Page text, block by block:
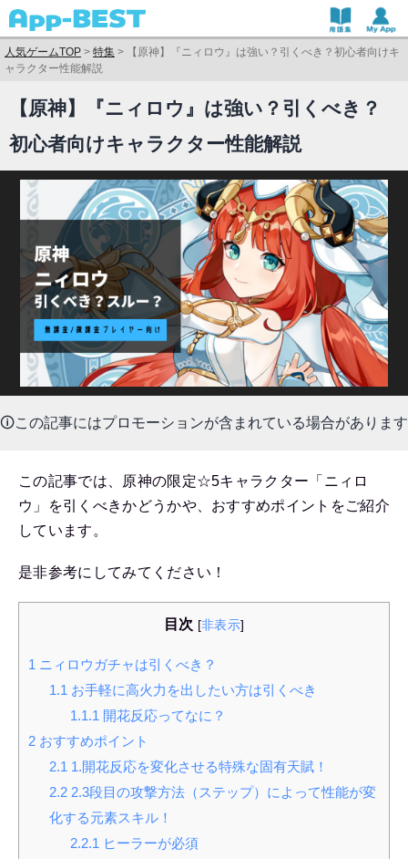
人気ゲームTOP > 特集 >
【原神】『ニィロウ』は強い？引くべき？初心者向けキ
ャラクター性能解説
【原神】『ニィロウ』は強い？引くべき？
初心者向けキャラクター性能解説
🛈この記事にはプロモーションが含まれている場合があります
この記事では、原神の限定☆5キャラクター「ニィロ
ウ」を引くべきかどうかや、おすすめポイントをご紹介
しています。
是非参考にしてみてください！
目次 [非表示]
1 ニィロウガチャは引くべき？
1.1 お手軽に高火力を出したい方は引くべき
1.1.1 開花反応ってなに？
2 おすすめポイント
2.1 1.開花反応を変化させる特殊な固有天賦！
2.22.3段目の攻撃方法（ステップ）によって性能が変
化する元素スキル！
2.2.1 ヒーラーが必須